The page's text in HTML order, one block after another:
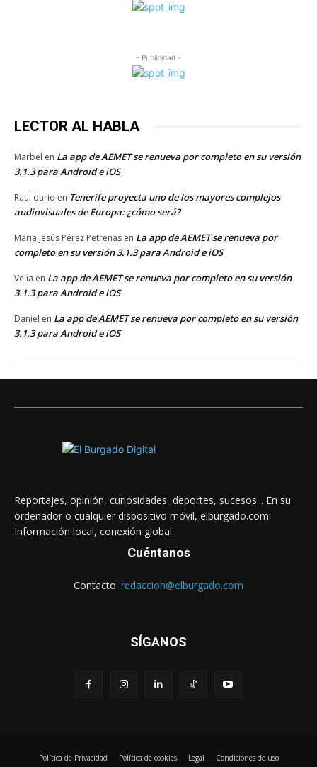
- Publicidad -
LECTOR AL HABLA
Marbel en La app de AEMET se renueva por completo en su versión
3.1.3 para Android e iOS
Raul dario en Tenerife proyecta uno de los mayores complejos
audiovisuales de Europa: ¿cómo será?
Maria Jesús Pérez Petreñas en La app de AEMET se renueva por
completo en su versión 3.1.3 para Android e iOS
Velia en La app de AEMET se renueva por completo en su versión
3.1.3 para Android e iOS
Daniel en La app de AEMET se renueva por completo en su versión
3.1.3 para Android e iOS
Reportajes, opinión, curiosidades, deportes, sucesos... En su
ordenador o cualquier dispositivo móvil, elburgado.com:
Información local, conexión global.
Cuéntanos
Contacto: redaccion@elburgado.com
SÍGANOS
Política de Privacidad Política de cookies Legal Condiciones de uso